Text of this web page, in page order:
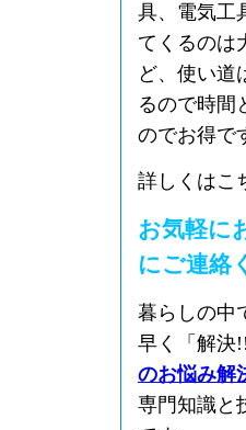
具、電気工
てくるのは
ど、使い道
るので時間
のでお得で
詳しくはこ
お気軽に
にご連絡
暮らしの中
早く「解決
のお悩み解
専門知識と